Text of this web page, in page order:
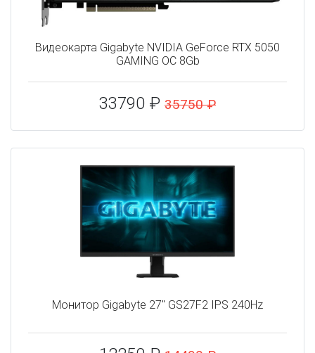
Видеокарта Gigabyte NVIDIA GeForce RTX 5050
GAMING OC 8Gb
33790 ₽ 35750 ₽
Монитор Gigabyte 27" GS27F2 IPS 240Hz